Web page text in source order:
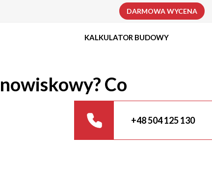
DARMOWA WYCENA
KALKULATOR BUDOWY
Co
+48 504 125 130